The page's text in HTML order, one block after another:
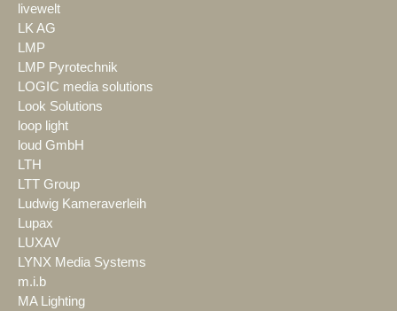
livewelt
LK AG
LMP
LMP Pyrotechnik
LOGIC media solutions
Look Solutions
loop light
loud GmbH
LTH
LTT Group
Ludwig Kameraverleih
Lupax
LUXAV
LYNX Media Systems
m.i.b
MA Lighting